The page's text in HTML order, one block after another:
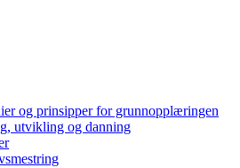
og prinsipper for grunnopplæringen
utvikling og danning